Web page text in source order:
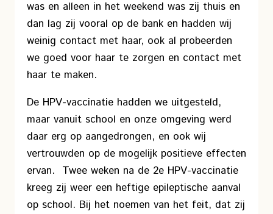
was en alleen in het weekend was zij thuis en
dan lag zij vooral op de bank en hadden wij
weinig contact met haar, ook al probeerden
we goed voor haar te zorgen en contact met
haar te maken.
De HPV-vaccinatie hadden we uitgesteld,
maar vanuit school en onze omgeving werd
daar erg op aangedrongen, en ook wij
vertrouwden op de mogelijk positieve effecten
ervan. Twee weken na de 2e HPV-vaccinatie
kreeg zij weer een heftige epileptische aanval
op school. Bij het noemen van het feit, dat zij